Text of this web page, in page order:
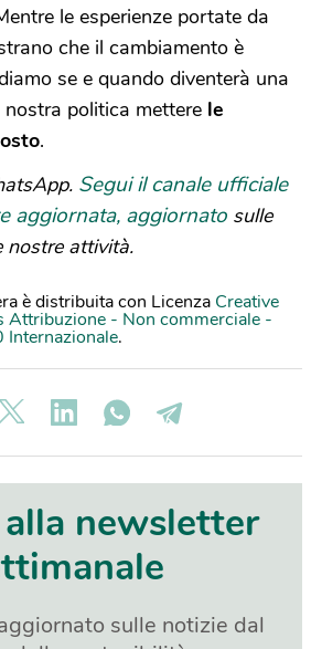
le esperienze portate da
che il cambiamento è
se e quando diventerà una
politica mettere le
.
Segui il canale ufficiale
aggiornata, aggiornato sulle
nostre attività.
è distribuita con Licenza Creative
Attribuzione - Non commerciale -
Internazionale.
newsletter
sulle notizie dal